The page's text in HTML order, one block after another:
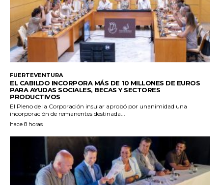
FUERTEVENTURA
EL CABILDO INCORPORA MÁS DE 10 MILLONES DE EUROS
PARA AYUDAS SOCIALES, BECAS Y SECTORES
PRODUCTIVOS
El Pleno de la Corporación insular aprobó por unanimidad una
incorporación de remanentes destinada...
hace 8 horas